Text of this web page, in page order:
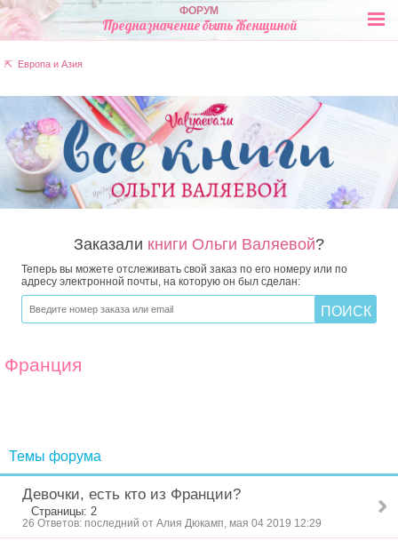
ФОРУМ
Предназначение быть Женщиной
⇱ Европа и Азия
Заказали книги Ольги Валяевой?
Теперь вы можете отслеживать свой заказ по его номеру или по
адресу электронной почты, на которую он был сделан:
Франция
Темы форума
Девочки, есть кто из Франции?
Страницы: 2
26 Ответов: последний от Алия Дюкамп, мая 04 2019 12:29